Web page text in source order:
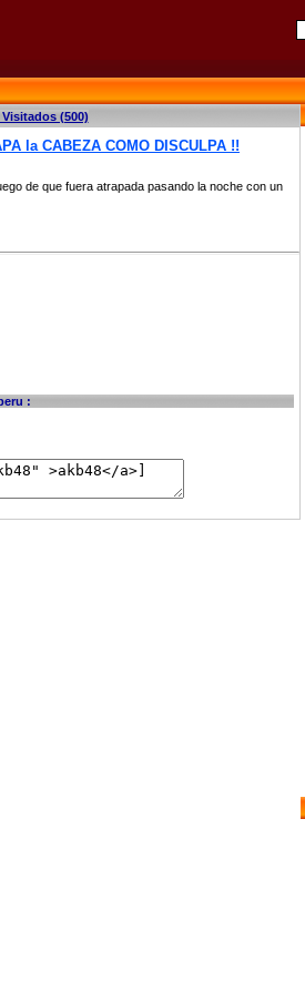
Visitados (500)
la CABEZA COMO DISCULPA !!
de que fuera atrapada pasando la noche con un
: